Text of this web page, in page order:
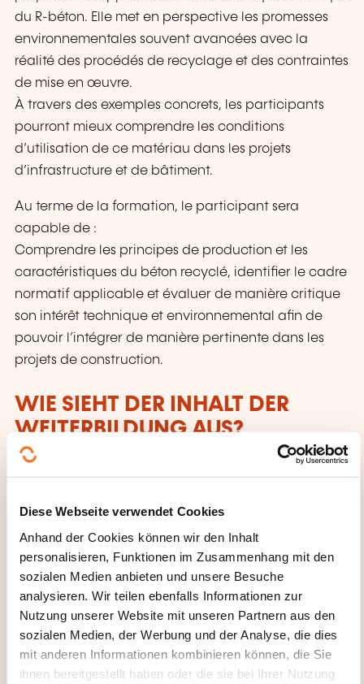
Diese Webseite verwendet Cookies
Anhand der Cookies können wir den Inhalt
personalisieren, Funktionen im Zusammenhang mit den
sozialen Medien anbieten und unsere Besuche
analysieren. Wir teilen ebenfalls Informationen zur
Nutzung unserer Website mit unseren Partnern aus den
sozialen Medien, der Werbung und der Analyse, die dies
mit anderen Informationen kombinieren können, die Sie
ihnen bereitgestellt haben oder die sie bei Ihrer Nutzung
du R-béton. Elle met en perspective les promesses
environnementales souvent avancées avec la
réalité des procédés de recyclage et des contraintes
de mise en œuvre.
À travers des exemples concrets, les participants
pourront mieux comprendre les conditions
d’utilisation de ce matériau dans les projets
d’infrastructure et de bâtiment.
Au terme de la formation, le participant sera
capable de :
Comprendre les principes de production et les
caractéristiques du béton recyclé, identifier le cadre
normatif applicable et évaluer de manière critique
son intérêt technique et environnemental afin de
pouvoir l’intégrer de manière pertinente dans les
projets de construction.
WIE SIEHT DER INHALT DER
WEITERBILDUNG AUS?
Module 1 – Bases techniques et cadre normatif
Propriétés du béton recyclé
Normes et règles d’utilisation (EN 206,
prescriptions techniques)
Module 2 – Analyse environnementale et
applications pratiques